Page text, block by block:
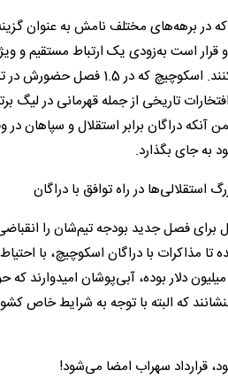
که در برهه‌های مختلف نامش به عنوان
قرار است به‌زودی یک ارتباط مستقیم و
ضمن آنکه دراگان برابر استقلال و
به جای بگذارد.
استقلالی‌ها در راه توافق با دراگان
برای فصل جدید بودجه تیم‌شان را
مذاکرات با دراگان اسکوچیچ، با
تراکتوری‌ها حدود 1.3 میلیون دلار بوده، آبی‌پوشان
که البته با توجه به شرایط خاص
قرارداد سهراب امضا می‌شود!